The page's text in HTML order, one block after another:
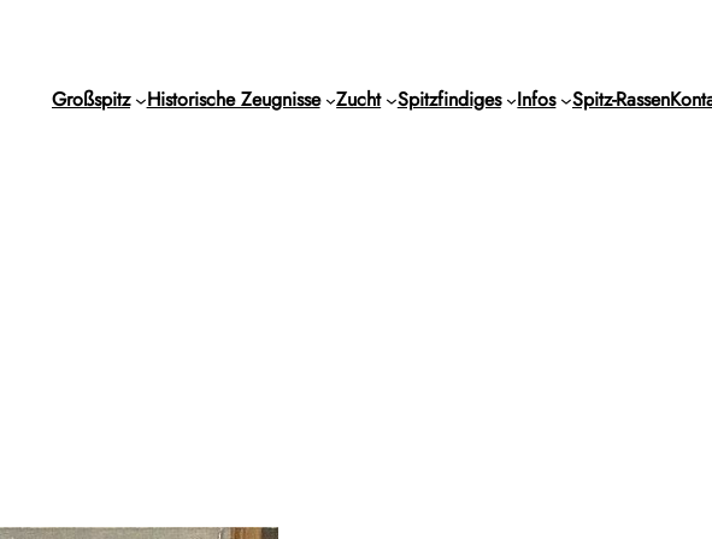
Großspitz Historische Zeugnisse Zucht Spitzfindiges Infos Spitz-Rassen